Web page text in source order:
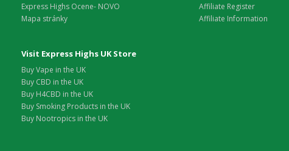
Express Highs Ocene- NOVO
Mapa stránky
Affiliate Register
Affiliate Information
Visit Express Highs UK Store
Buy Vape in the UK
Buy CBD in the UK
Buy H4CBD in the UK
Buy Smoking Products in the UK
Buy Nootropics in the UK